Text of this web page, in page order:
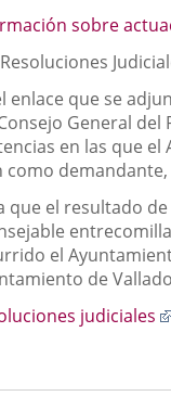
sobre
Resoluciones
enlace que se
General
en las que
como
que el resultado
el
de
judiciales